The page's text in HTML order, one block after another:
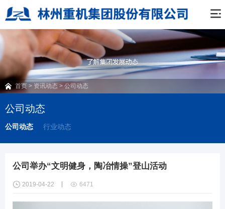

首页 > 资讯动态 > 公司动态
公司动态
公司动态 行业动态
公司举办“文明健身，陶冶情操”登山活动
 2019-04-22  6471